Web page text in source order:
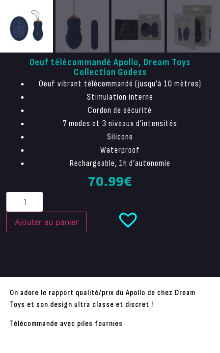
Oeuf télécommandé Apollo, Dream Toys
Collection Godess
Oeuf vibrant télécommandé (jusqu’à 10 mètres)
Stimulation interne
Cordon de sécurité
7 modes et 3 niveaux d’intensités
Silicone
Waterproof
Rechargeable, 1h d’autonomie
70.99€
Ajouter au panier
On adore le rapport qualité/prix du Apollo de chez Dream
Toys et son design ultra classe et discret !
Télécommande avec piles fournies